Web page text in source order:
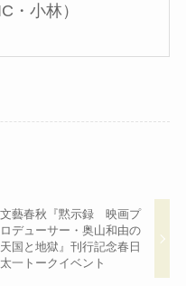
・小林）
文藝春秋『黙示録 映画プ
ロデューサー・奥山和由の
天国と地獄』刊行記念春日
太一トークイベント